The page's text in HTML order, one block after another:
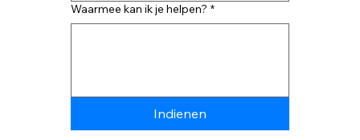
Waarmee kan ik je helpen? *
Indienen